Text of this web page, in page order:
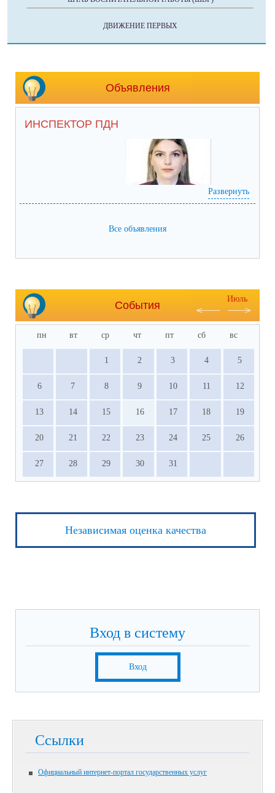
ДВИЖЕНИЕ ПЕРВЫХ
Объявления
ИНСПЕКТОР ПДН
Инспектор по делам несовершеннолетних Отдела участковых
МВД России по Пролетарскому районумладший лейтенант полиции
Развернуть
Все объявления
События
Июль
пн вт ср чт пт сб вс
1 2 3 4 5
6 7 8 9 10 11 12
13 14 15 16 17 18 19
20 21 22 23 24 25 26
27 28 29 30 31
Независимая оценка качества
Вход в систему
Вход
Ссылки
Официальный интернет-портал государственных услуг